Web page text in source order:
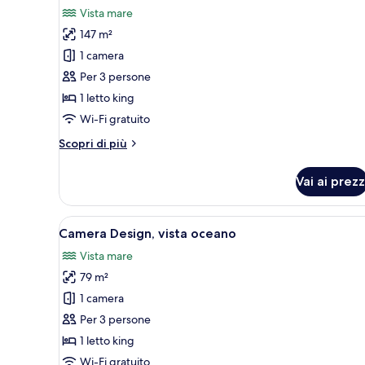
le
foto
per
Beachfront
Pool
Villa
Vista mare
147 m²
1 camera
Per 3 persone
1 letto king
Wi-Fi gratuito
Scopri di più
Altri
Pool
Villa
Vai ai
Apri
tutte
le
foto
per
Camera
Design,
vista
Una camera da letto
4
Camera Design, vista oceano
Vista mare
79 m²
1 camera
Per 3 persone
1 letto king
Wi-Fi gratuito